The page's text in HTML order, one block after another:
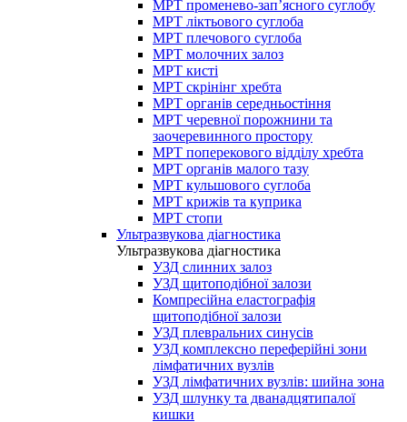
МРТ променево-зап’ясного суглобу
МРТ ліктьового суглоба
МРТ плечового суглоба
МРТ молочних залоз
МРТ кисті
МРТ скрінінг хребта
МРТ органів середньостіння
МРТ черевної порожнини та
заочеревинного простору
МРТ поперекового відділу хребта
МРТ органів малого тазу
МРТ кульшового суглоба
МРТ крижів та куприка
МРТ стопи
Ультразвукова діагностика
Ультразвукова діагностика
УЗД слинних залоз
УЗД щитоподібної залози
Компресійна еластографія
щитоподібної залози
УЗД плевральних синусів
УЗД комплексно переферійні зони
лімфатичних вузлів
УЗД лімфатичних вузлів: шийна зона
УЗД шлунку та дванадцятипалої
кишки